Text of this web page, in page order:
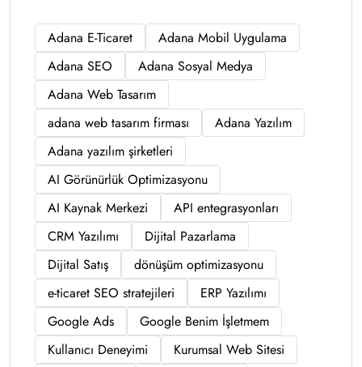
Adana E-Ticaret
Adana Mobil Uygulama
Adana SEO
Adana Sosyal Medya
Adana Web Tasarım
adana web tasarım firması
Adana Yazılım
Adana yazılım şirketleri
AI Görünürlük Optimizasyonu
AI Kaynak Merkezi
API entegrasyonları
CRM Yazılımı
Dijital Pazarlama
Dijital Satış
dönüşüm optimizasyonu
e-ticaret SEO stratejileri
ERP Yazılımı
Google Ads
Google Benim İşletmem
Kullanıcı Deneyimi
Kurumsal Web Sitesi